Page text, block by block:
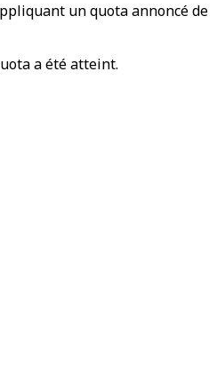
un quota annoncé de
a été atteint.